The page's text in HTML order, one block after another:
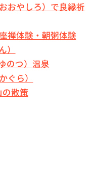
おやしろ）で良縁祈
禅体験・朝粥体験
）
のつ）温泉
ぐら）
散策